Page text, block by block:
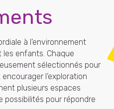
à l’environnement
enfants. Chaque
sélectionnés pour
l’exploration
plusieurs espaces
possibilités pour répondre